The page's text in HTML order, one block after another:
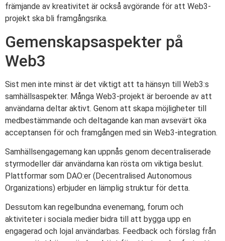
främjande av kreativitet är också avgörande för att Web3-
projekt ska bli framgångsrika.
Gemenskapsaspekter på
Web3
Sist men inte minst är det viktigt att ta hänsyn till Web3:s
samhällsaspekter. Många Web3-projekt är beroende av att
användarna deltar aktivt. Genom att skapa möjligheter till
medbestämmande och deltagande kan man avsevärt öka
acceptansen för och framgången med sin Web3-integration.
Samhällsengagemang kan uppnås genom decentraliserade
styrmodeller där användarna kan rösta om viktiga beslut.
Plattformar som DAO:er (Decentralised Autonomous
Organizations) erbjuder en lämplig struktur för detta.
Dessutom kan regelbundna evenemang, forum och
aktiviteter i sociala medier bidra till att bygga upp en
engagerad och lojal användarbas. Feedback och förslag från